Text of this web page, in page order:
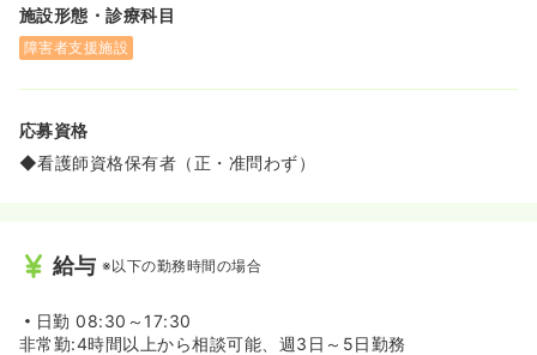
施設形態・診療科目
障害者支援施設
応募資格
◆看護師資格保有者（正・准問わず）
給与 ※以下の勤務時間の場合
日勤 08:30～17:30
非常勤:4時間以上から相談可能、週3日～5日勤務